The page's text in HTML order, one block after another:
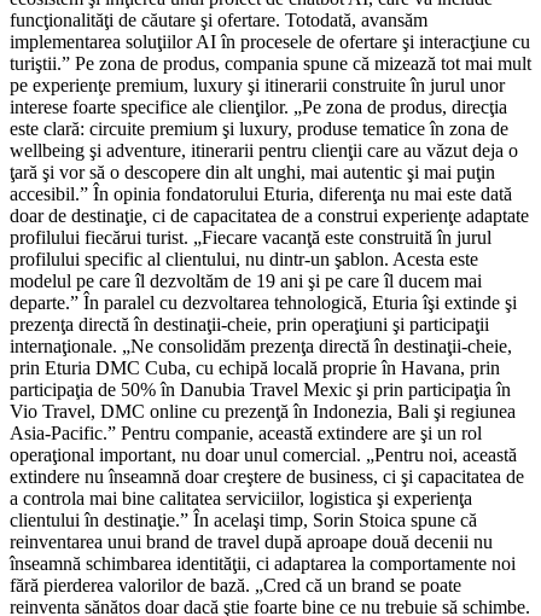
funcţionalităţi de căutare şi ofertare. Totodată, avansăm
implementarea soluţiilor AI în procesele de ofertare şi interacţiune cu
turiştii.” Pe zona de produs, compania spune că mizează tot mai mult
pe experienţe premium, luxury şi itinerarii construite în jurul unor
interese foarte specifice ale clienţilor. „Pe zona de produs, direcţia
este clară: circuite premium şi luxury, produse tematice în zona de
wellbeing şi adventure, itinerarii pentru clienţii care au văzut deja o
ţară şi vor să o descopere din alt unghi, mai autentic şi mai puţin
accesibil.” În opinia fondatorului Eturia, diferenţa nu mai este dată
doar de destinaţie, ci de capacitatea de a construi experienţe adaptate
profilului fiecărui turist. „Fiecare vacanţă este construită în jurul
profilului specific al clientului, nu dintr-un şablon. Acesta este
modelul pe care îl dezvoltăm de 19 ani şi pe care îl ducem mai
departe.” În paralel cu dezvoltarea tehnologică, Eturia îşi extinde şi
prezenţa directă în destinaţii-cheie, prin operaţiuni şi participaţii
internaţionale. „Ne consolidăm prezenţa directă în destinaţii-cheie,
prin Eturia DMC Cuba, cu echipă locală proprie în Havana, prin
participaţia de 50% în Danubia Travel Mexic şi prin participaţia în
Vio Travel, DMC online cu prezenţă în Indonezia, Bali şi regiunea
Asia-Pacific.” Pentru companie, această extindere are şi un rol
operaţional important, nu doar unul comercial. „Pentru noi, această
extindere nu înseamnă doar creştere de business, ci şi capacitatea de
a controla mai bine calitatea serviciilor, logistica şi experienţa
clientului în destinaţie.” În acelaşi timp, Sorin Stoica spune că
reinventarea unui brand de travel după aproape două decenii nu
înseamnă schimbarea identităţii, ci adaptarea la comportamente noi
fără pierderea valorilor de bază. „Cred că un brand se poate
reinventa sănătos doar dacă ştie foarte bine ce nu trebuie să schimbe.